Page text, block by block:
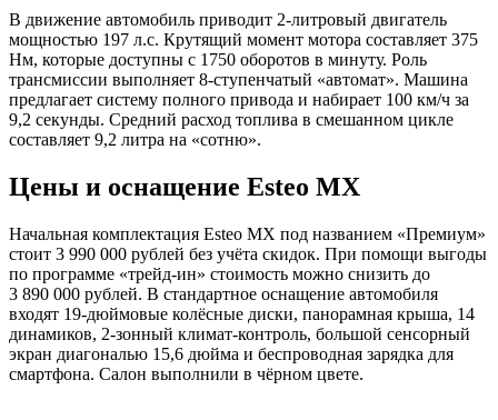
В движение автомобиль приводит 2-литровый двигатель
мощностью 197 л.с. Крутящий момент мотора составляет 375
Нм, которые доступны с 1750 оборотов в минуту. Роль
трансмиссии выполняет 8-ступенчатый «автомат». Машина
предлагает систему полного привода и набирает 100 км/ч за
9,2 секунды. Средний расход топлива в смешанном цикле
составляет 9,2 литра на «сотню».
Цены и оснащение Esteo MX
Начальная комплектация Esteo MX под названием «Премиум»
стоит 3 990 000 рублей без учёта скидок. При помощи выгоды
по программе «трейд-ин» стоимость можно снизить до
3 890 000 рублей. В стандартное оснащение автомобиля
входят 19-дюймовые колёсные диски, панорамная крыша, 14
динамиков, 2-зонный климат-контроль, большой сенсорный
экран диагональю 15,6 дюйма и беспроводная зарядка для
смартфона. Салон выполнили в чёрном цвете.